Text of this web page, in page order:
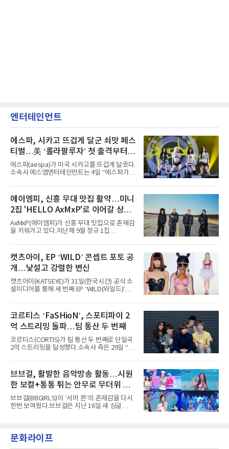
엔터테인먼트
에스파, 시카고 뜨겁게 달군 쇠맛 페스
티벌…美 ‘롤라팔루자’ 첫 출격부터
증명한 존재감
에스파(aespa)가 미국 시카고를 뜨겁게 달궜다.
소속사 에스엠엔터테인먼트는 4일 “에스파가
서 열린 ‘롤라팔루자 시카고’(Lollapalooza
Chicago)의 알리안츠 스테이지에 올랐다”며
“총 14곡으로 구성된 세트리스트를 선사, 데뷔 7
년 차다운 노련한 무대 매너와 파워풀한 에너지
로 현장의 분위기를 압도했다”고 밝혔다.1991
년 시작된 ‘롤라팔루자’는 8개 스테이지, 170여
팀의 아티스트와 40만 명 이상의 관객이 운집하
코르티스 등 K팝 스타들이 출연진 명단에 이름
을 올렸다.이날 에스파는
에이엠피, 신흥 무대 맛집 활약…미니
2집 'HELLO AxMxP'로 이어갈 상승
세
AxMxP(에이엠피)가 신흥 무대 맛집으로 존재감
을 키워가고 있다.지난해 9월 정규 1집
AxMxP는 데뷔 전부터 버스킹과 각종 페스티벌,
공연 무대에 오르며 실전 경험을 쌓아왔다.이들
은 소속사 패밀리 콘서트를 비롯해 '뷰티풀 민트
라이프 2025', '2025 부산국제록페스티벌' 등 대
형 무대에 잇달아 출연해 당찬 에너지와 풋풋한
매력으로 음악팬들의 눈도장을 찍었다.이후
AxMxP는 '카운트다운 판타지 2025-2026',
정적인 실력을 입증했고, 올해 '2026 어썸뮤직
페스티벌', '뷰티풀 민트 라이프 2026', '2026
캣츠아이, EP ‘WILD’ 콘셉트 포토 공
개…낯설고 강렬한 변신
캣츠아이(KATSEYE)가 31일(한국시간) 공식 소
셜미디어를 통해 세 번째 EP ‘WILD(와일드)’의
heart(와일드 하트)’라는 제목이 붙은 콘셉트 포
토에는 멤버들의 본능적이고 야성적인 면모가
강렬하게 담겼다. 짙은 아이섀도와 푸른빛·금빛·
붉은빛의 컬러 렌즈가 비현실적인 분위기를 자
아내고, 여러 원색이 불규칙하게 뒤섞인 멀티컬
러 헤어와 과감한 블루·블랙 립 메이크업이 낯설
고도 매혹적인 비주얼을 완성했다.스타일링 역
엣을 거침없이 결합했다. 멤버들은 각기 다른 개
성을 살린 스타일링을 선
코르티스 ‘FaSHioN’, 스포티파이 2
억 스트리밍 돌파…팀 통산 두 번째
코르티스(CORTIS)가 팀 통산 두 번째로 단일곡
2억 스트리밍을 달성했다.소속사 측은 29일 “코
벌 오디오·음원 스트리밍 플랫폼 스포티파이에
서 27일 자로 누적 재생 수 2억 회를 돌파했
다”고 밝혔다.곡이 발표된 지 약 10개월 만이다.
팀의 첫 번째 2억 스트리밍 곡은 동일 음반에 수
록된 ‘GO!’다. 이 노래는 공개 약 9개월 만인 지
난달 26일 자에 2억 고지를 밟았다. 이는 최근 5
년 내 데뷔한 보이그룹의 곡 중 최단기 2억 달성
했다. “내 티, 5 bucks 바지는, 만원” 등 멤버들
의 라이프 스타일
브브걸, 활발한 음악방송 활동…시원
한 보컬+통통 튀는 안무로 무더위 사
냥
브브걸(BBGIRLS)이 ‘서머 퀸’의 존재감을 다시
한번 보여줬다.브브걸은 지난 16일 새 싱글
MBC '쇼! 음악중심', SBS '인기가요' 등 주요 음
악방송 무대에 올라 화려한 퍼포먼스를 펼쳤다.
문화라이프